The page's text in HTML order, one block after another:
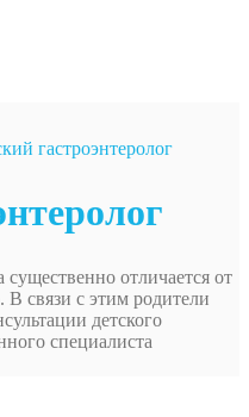
гастроэнтеролог
отличается от
В связи с этим родители
детского
специалиста